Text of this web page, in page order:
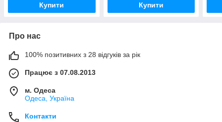
Купити Купити
Про нас
100% позитивних з 28 відгуків за рік
Працює з 07.08.2013
м. Одеса
Одеса, Україна
Контакти